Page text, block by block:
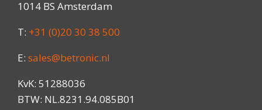
1014 BS Amsterdam
T: +31 (0)20 30 38 500
E: sales@betronic.nl
KvK: 51288036
BTW: NL.8231.94.085B01